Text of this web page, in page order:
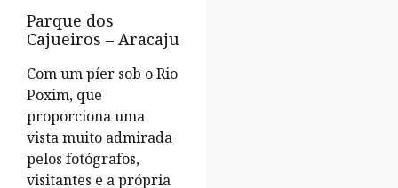
Parque dos
Cajueiros – Aracaju
Com um píer sob o Rio
Poxim, que
proporciona uma
vista muito admirada
pelos fotógrafos,
visitantes e a própria